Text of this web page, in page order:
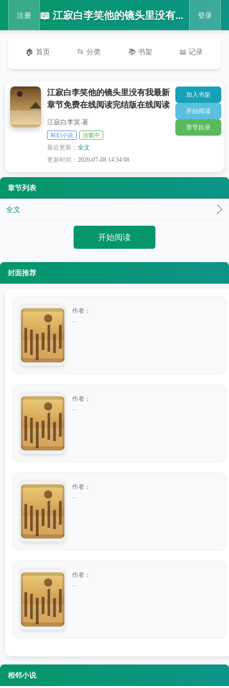
注册 📖 江寂白李笑他的镜头里没有我最新章节免费在线阅读完结版在线阅读 登录
🏠 首页 📂 分类 📚 书架 📖 记录
江寂白李笑他的镜头里没有我最新
章节免费在线阅读完结版在线阅读
江寂白李笑 著
科幻小说 连载中
最近更新：全文
更新时间：2026-07-08 14:34:08
加入书架
开始阅读
章节目录
章节列表
全文
开始阅读
封面推荐
作者：
作者：
作者：
作者：
相邻小说